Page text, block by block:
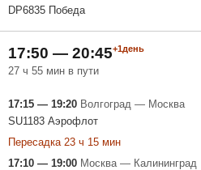
DP6835 Победа
17:50 — 20:45+1день
27 ч 55 мин в пути
17:15 — 19:20 Волгоград — Москва
SU1183 Аэрофлот
Пересадка 23 ч 15 мин
17:10 — 19:00 Москва — Калининград